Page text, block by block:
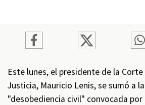
Este lunes, el presidente de la Corte
Justicia, Mauricio Lenis, se sumó a
"desobediencia civil" convocada por